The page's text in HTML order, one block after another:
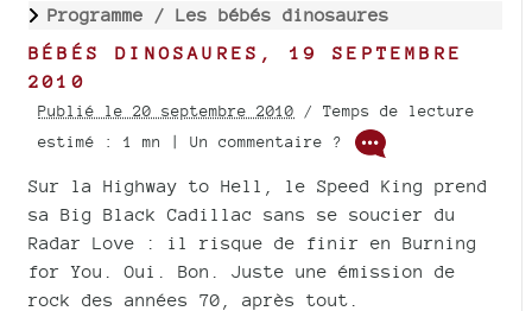
Programme / Les bébés dinosaures
BÉBÉS DINOSAURES, 19 SEPTEMBRE
2010
Publié le 20 septembre 2010 / Temps de lecture
estimé : 1 mn | Un commentaire ?
Sur la Highway to Hell, le Speed King prend
sa Big Black Cadillac sans se soucier du
Radar Love : il risque de finir en Burning
for You. Oui. Bon. Juste une émission de
rock des années 70, après tout.